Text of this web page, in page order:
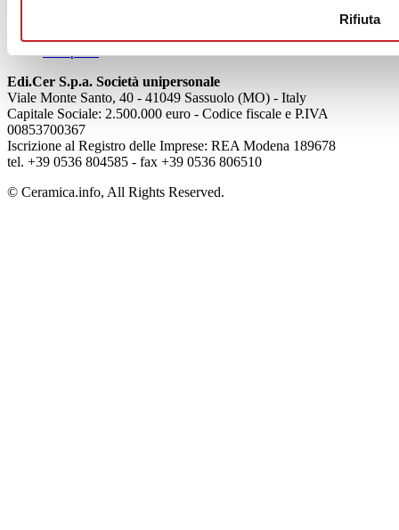
Rifiuta
Colophon
Edi.Cer S.p.a. Società unipersonale
Viale Monte Santo, 40 - 41049 Sassuolo (MO) - Italy
Capitale Sociale: 2.500.000 euro - Codice fiscale e P.IVA
00853700367
Iscrizione al Registro delle Imprese: REA Modena 189678
tel. +39 0536 804585 - fax +39 0536 806510
© Ceramica.info, All Rights Reserved.